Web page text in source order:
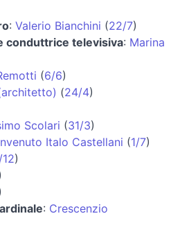
: Valerio Bianchini (22/7)
conduttrice televisiva: Marina
(6/6)
(24/4)
Scolari (31/3)
Italo Castellani (1/7)
)
: Crescenzio